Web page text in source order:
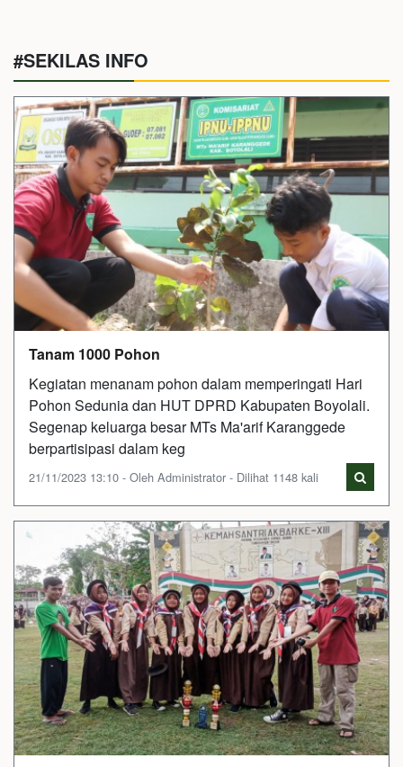
#SEKILAS INFO
Tanam 1000 Pohon
Kegiatan menanam pohon dalam memperingati Hari
Pohon Sedunia dan HUT DPRD Kabupaten Boyolali.
Segenap keluarga besar MTs Ma'arif Karanggede
berpartisipasi dalam keg
21/11/2023 13:10 - Oleh Administrator - Dilihat 1148 kali